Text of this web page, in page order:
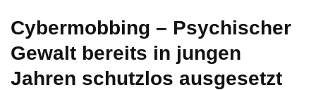
Cybermobbing – Psychischer
Gewalt bereits in jungen
Jahren schutzlos ausgesetzt